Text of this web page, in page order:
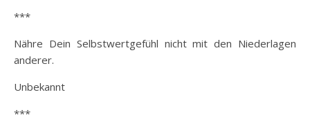
***
Nähre Dein Selbstwertgefühl nicht mit den Niederlagen
anderer.
Unbekannt
***